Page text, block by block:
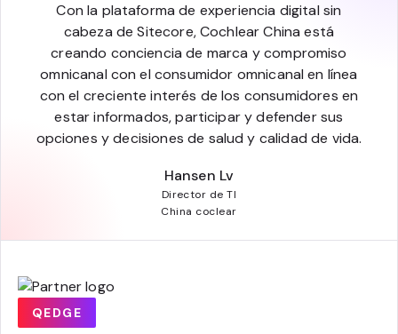
Con la plataforma de experiencia digital sin
cabeza de Sitecore, Cochlear China está
creando conciencia de marca y compromiso
omnicanal con el consumidor omnicanal en línea
con el creciente interés de los consumidores en
estar informados, participar y defender sus
opciones y decisiones de salud y calidad de vida.
Hansen Lv
Director de TI
China coclear
QEDGE